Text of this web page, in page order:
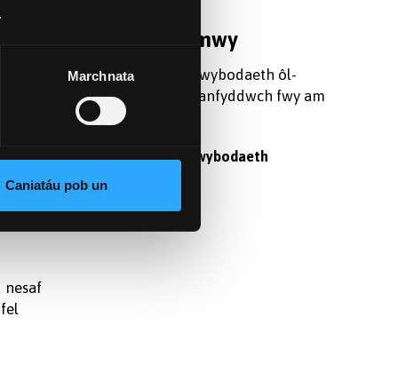
Marchnata
Caniatáu pob un
Darganfod mwy
Cofrestrwch am wybodaeth ôl-
raddedig, a darganfyddwch fwy am
astudio yma.
Cofrestru am wybodaeth
nesaf